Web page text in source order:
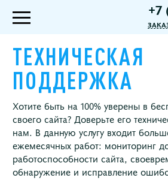
+7
ТЕХНИЧЕСКАЯ
ПОДДЕРЖКА
Хотите быть на 100% уверены в
своего сайта? Доверьте его
нам. В данную услугу входит
ежемесячных работ: мониторинг
работоспособности сайта,
обнаружение и исправление